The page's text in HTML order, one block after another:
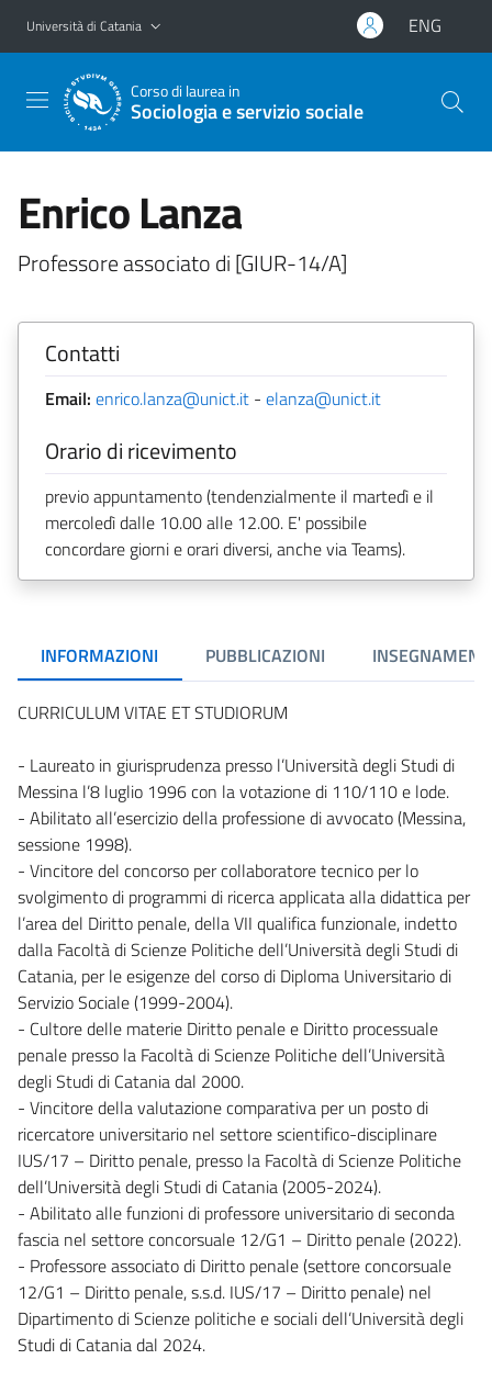
Vai al contenuto principale
Vai al menu di navigazione
Università di Catania ENG
Corso di laurea in
Sociologia e servizio sociale
Enrico Lanza
Professore associato di [GIUR-14/A]
Contatti
Email: enrico.lanza@unict.it - elanza@unict.it
Orario di ricevimento
previo appuntamento (tendenzialmente il martedì e il
mercoledì dalle 10.00 alle 12.00. E' possibile
concordare giorni e orari diversi, anche via Teams).
INFORMAZIONI PUBBLICAZIONI INSEGNAMENTI
CURRICULUM VITAE ET STUDIORUM
- Laureato in giurisprudenza presso l’Università degli Studi di
Messina l’8 luglio 1996 con la votazione di 110/110 e lode.
- Abilitato all’esercizio della professione di avvocato (Messina,
sessione 1998).
- Vincitore del concorso per collaboratore tecnico per lo
svolgimento di programmi di ricerca applicata alla didattica per
l’area del Diritto penale, della VII qualifica funzionale, indetto
dalla Facoltà di Scienze Politiche dell’Università degli Studi di
Catania, per le esigenze del corso di Diploma Universitario di
Servizio Sociale (1999-2004).
- Cultore delle materie Diritto penale e Diritto processuale
penale presso la Facoltà di Scienze Politiche dell’Università
degli Studi di Catania dal 2000.
- Vincitore della valutazione comparativa per un posto di
ricercatore universitario nel settore scientifico-disciplinare
IUS/17 – Diritto penale, presso la Facoltà di Scienze Politiche
dell’Università degli Studi di Catania (2005-2024).
- Abilitato alle funzioni di professore universitario di seconda
fascia nel settore concorsuale 12/G1 – Diritto penale (2022).
- Professore associato di Diritto penale (settore concorsuale
12/G1 – Diritto penale, s.s.d. IUS/17 – Diritto penale) nel
Dipartimento di Scienze politiche e sociali dell’Università degli
Studi di Catania dal 2024.